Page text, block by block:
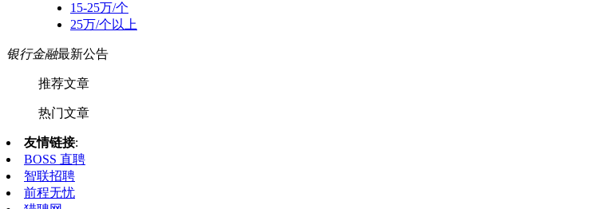
15-25万/个
25万/个以上
银行金融最新公告
推荐文章
热门文章
友情链接:
BOSS 直聘
智联招聘
前程无忧